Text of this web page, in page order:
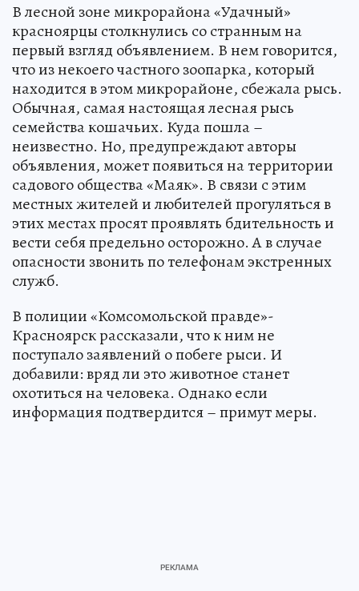
В лесной зоне микрорайона «Удачный»
красноярцы столкнулись со странным на
первый взгляд объявлением. В нем говорится,
что из некоего частного зоопарка, который
находится в этом микрорайоне, сбежала рысь.
Обычная, самая настоящая лесная рысь
семейства кошачьих. Куда пошла –
неизвестно. Но, предупреждают авторы
объявления, может появиться на территории
садового общества «Маяк». В связи с этим
местных жителей и любителей прогуляться в
этих местах просят проявлять бдительность и
вести себя предельно осторожно. А в случае
опасности звонить по телефонам экстренных
служб.
В полиции «Комсомольской правде»-
Красноярск рассказали, что к ним не
поступало заявлений о побеге рыси. И
добавили: вряд ли это животное станет
охотиться на человека. Однако если
информация подтвердится – примут меры.